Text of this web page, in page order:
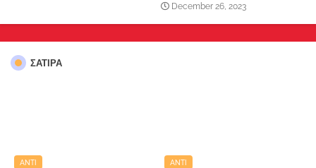
December 26, 2023
ΣΑΤΙΡΑ
ANTI ANTI